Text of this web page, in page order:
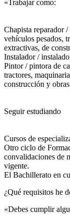
«Trabajar como:
Chapista reparador
vehículos pesados,
extractivas, de
Instalador /
Pintor / pintora de
tractores,
construcción y
Seguir estudiando
Cursos de
Otro ciclo de
convalidaciones de
vigente.
El Bachillerato en
¿Qué requisitos he
«Debes cumplir